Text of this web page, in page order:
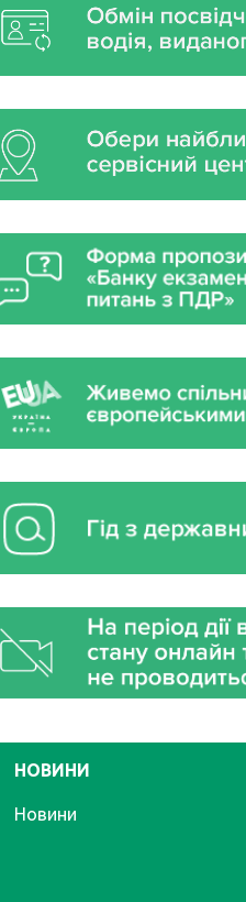
НОВИНИ
Новини